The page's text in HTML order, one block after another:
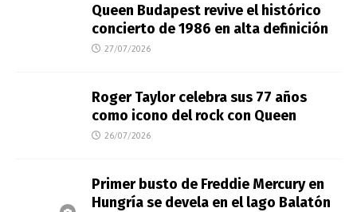
Queen Budapest revive el histórico
concierto de 1986 en alta definición
27/07/2026
Roger Taylor celebra sus 77 años
como icono del rock con Queen
26/07/2026
Primer busto de Freddie Mercury en
Hungría se devela en el lago Balatón